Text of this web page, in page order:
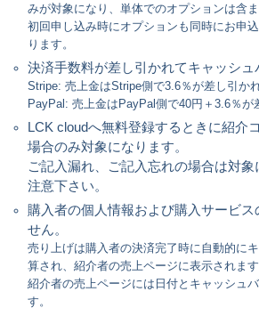
みが対象になり、単体でのオプションは含ま
初回申し込み時にオプションも同時にお申
ります。
決済手数料が差し引かれてキャッシュ
Stripe: 売上金はStripe側で3.6％が差し引かれ
PayPal: 売上金はPayPal側で40円＋3.6％が
LCK cloudへ無料登録するときに紹介
場合のみ対象になります。
ご記入漏れ、ご記入忘れの場合は対
注意下さい。
購入者の個人情報および購入サービス
せん。
売り上げは購入者の決済完了時に自動的に
算され、紹介者の売上ページに表示されます
紹介者の売上ページには日付とキャッシュ
す。